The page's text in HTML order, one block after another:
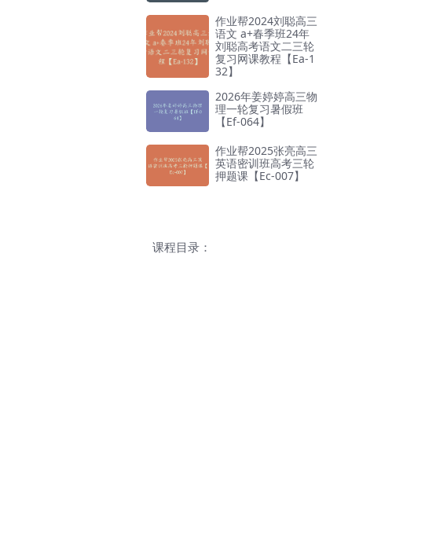
作业帮2024刘聪高三
语文 a+春季班24年
刘聪高考语文二三轮
复习网课教程【Ea-1
32】
2026年姜婷婷高三物
理一轮复习暑假班
【Ef-064】
作业帮2025张亮高三
英语密训班高考三轮
押题课【Ec-007】
课程目录：